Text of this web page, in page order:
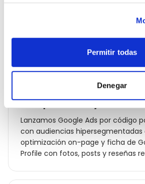
Permitir todas
Denegar
palabras clave por distrito
Sant Gervasi, Les Corts…), ángulos
para tu cliente local y oferta
otros despacho de abogados de la
Campañas Ads y SEO
Lanzamos Google Ads por código
con audiencias hipersegmentadas
optimización on-page y ficha de
Profile con fotos, posts y reseñas